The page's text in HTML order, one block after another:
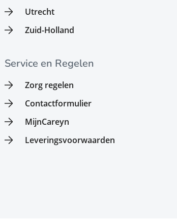
Utrecht
Zuid-Holland
Service en Regelen
Zorg regelen
Contactformulier
MijnCareyn
Leveringsvoorwaarden